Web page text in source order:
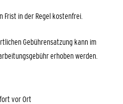
Frist in der Regel kostenfrei.
Gebührensatzung kann im
erhoben werden.
vor Ort